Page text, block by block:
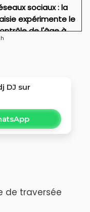
sociaux : la
expérimente le
de l'âge à
DJ sur
de traversée